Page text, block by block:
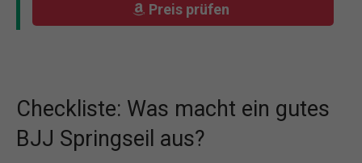
Preis prüfen
Checkliste: Was macht ein gutes
BJJ Springseil aus?